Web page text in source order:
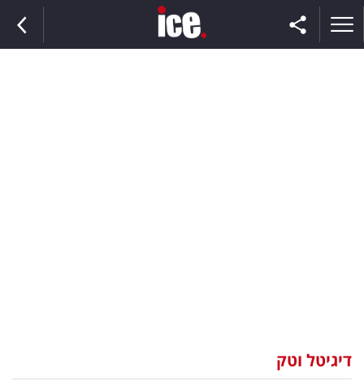
וצרכנות
דיגיטל וטק